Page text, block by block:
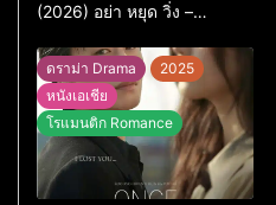
(2026) อย่า หยุด วิ่ง –
ต้นฉบับเกาหลี
ดราม่า Drama
2025
หนังเอเชีย
โรแมนติก Romance